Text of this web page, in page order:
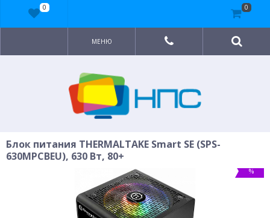
МЕНЮ
Блок питания THERMALTAKE Smart SE (SPS-
630MPCBEU), 630 Вт, 80+
%
0 0